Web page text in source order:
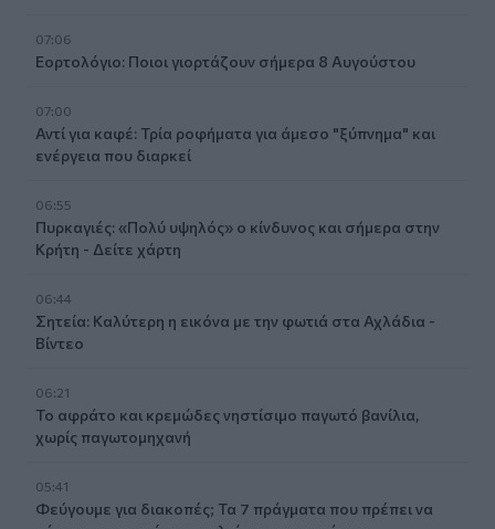
07:06
Εορτολόγιο: Ποιοι γιορτάζουν σήμερα 8 Αυγούστου
07:00
Αντί για καφέ: Τρία ροφήματα για άμεσο "ξύπνημα" και
ενέργεια που διαρκεί
06:55
Πυρκαγιές: «Πολύ υψηλός» ο κίνδυνος και σήμερα στην
Κρήτη - Δείτε χάρτη
06:44
Σητεία: Καλύτερη η εικόνα με την φωτιά στα Αχλάδια -
Βίντεο
06:21
Το αφράτο και κρεμώδες νηστίσιμο παγωτό βανίλια,
χωρίς παγωτομηχανή
05:41
Φεύγουμε για διακοπές; Τα 7 πράγματα που πρέπει να